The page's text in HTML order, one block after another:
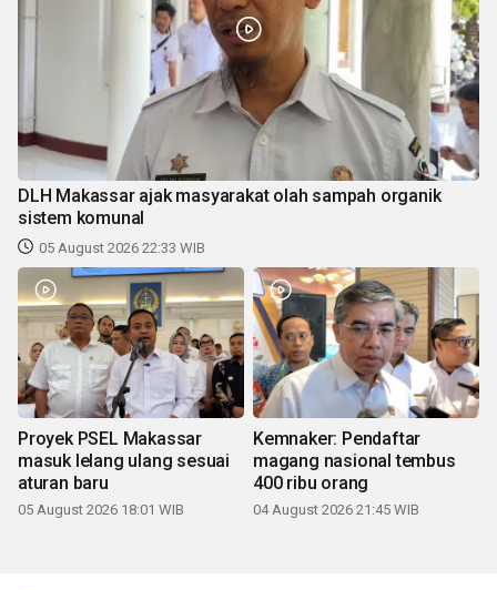
DLH Makassar ajak masyarakat olah sampah organik
sistem komunal
05 August 2026 22:33 WIB
Proyek PSEL Makassar
masuk lelang ulang sesuai
aturan baru
05 August 2026 18:01 WIB
Kemnaker: Pendaftar
magang nasional tembus
400 ribu orang
04 August 2026 21:45 WIB